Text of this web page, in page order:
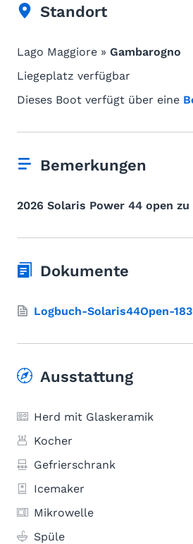
Standort
Lago Maggiore » Gambarogno
Liegeplatz verfügbar
Dieses Boot verfügt über eine
Bemerkungen
2026 Solaris Power 44 open
Dokumente
Logbuch-Solaris44Open-
Ausstattung
Herd mit Glaskeramik
Kocher
Gefrierschrank
Icemaker
Mikrowelle
Spüle